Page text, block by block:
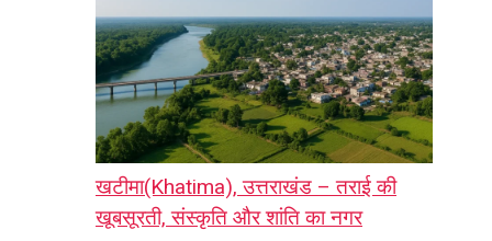
खटीमा(Khatima), उत्तराखंड – तराई की
खूबसूरती, संस्कृति और शांति का नगर